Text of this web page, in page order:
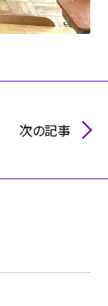
次の記事